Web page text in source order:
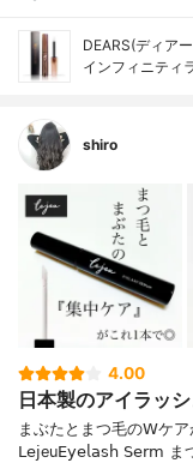
DEARS(ディア
インフィニティ
shiro
4.00
日本製のアイラッ
まぶたとまつ毛の𝖶ケ
𝖫𝖾𝗃eu𝖤𝗒𝖾𝗅𝖺𝗌𝗁 𝖲𝖾𝗋𝗆 ま